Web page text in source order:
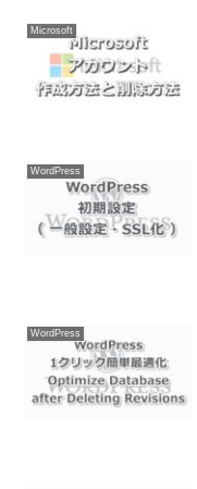
Microsoft
WordPress
WordPress